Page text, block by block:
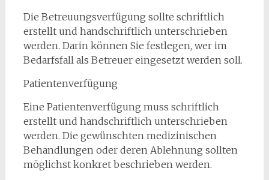
Die Betreuungsverfügung sollte schriftlich
erstellt und handschriftlich unterschrieben
werden. Darin können Sie festlegen, wer im
Bedarfsfall als Betreuer eingesetzt werden soll.
Patientenverfügung
Eine Patientenverfügung muss schriftlich
erstellt und handschriftlich unterschrieben
werden. Die gewünschten medizinischen
Behandlungen oder deren Ablehnung sollten
möglichst konkret beschrieben werden.